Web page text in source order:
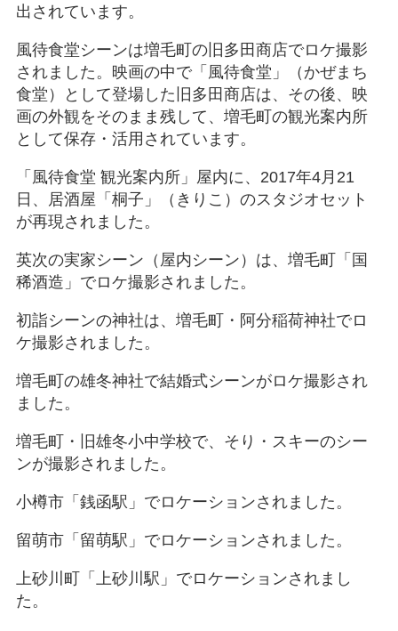
出されています。
風待食堂シーンは増毛町の旧多田商店でロケ撮影
されました。映画の中で「風待食堂」（かぜまち
食堂）として登場した旧多田商店は、その後、映
画の外観をそのまま残して、増毛町の観光案内所
として保存・活用されています。
「風待食堂 観光案内所」屋内に、2017年4月21
日、居酒屋「桐子」（きりこ）のスタジオセット
が再現されました。
英次の実家シーン（屋内シーン）は、増毛町「国
稀酒造」でロケ撮影されました。
初詣シーンの神社は、増毛町・阿分稲荷神社でロ
ケ撮影されました。
増毛町の雄冬神社で結婚式シーンがロケ撮影され
ました。
増毛町・旧雄冬小中学校で、そり・スキーのシー
ンが撮影されました。
小樽市「銭函駅」でロケーションされました。
留萌市「留萌駅」でロケーションされました。
上砂川町「上砂川駅」でロケーションされまし
た。